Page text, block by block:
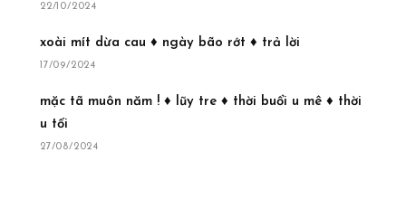
22/10/2024
xoài mít dừa cau ♦ ngày bão rớt ♦ trả lời
17/09/2024
mặc tã muôn năm ! ♦ lũy tre ♦ thời buổi u mê ♦ thời
u tối
27/08/2024